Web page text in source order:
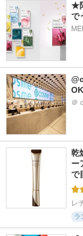
★
で
＠
乾
ー
で
レ
ラ